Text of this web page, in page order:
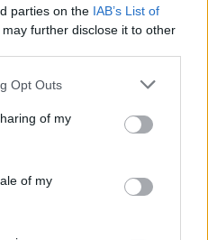
parties on the IAB’s List of
may further disclose it to other
uses one or more Google
behaviour. You may click to
and its third-party tags to
purposes in below Google
Opt Outs
of my
of my
για την επιστροφή του
πείνα του, τον
στο Eurohoops:
από σειρήνες και
ήταν τρομακτικό”
που του άλλαξε τη ζωή.
Αταμάν...